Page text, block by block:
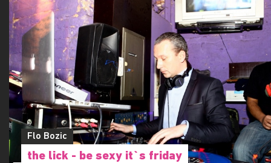
Flo Bozic
the lick - be sexy it`s friday